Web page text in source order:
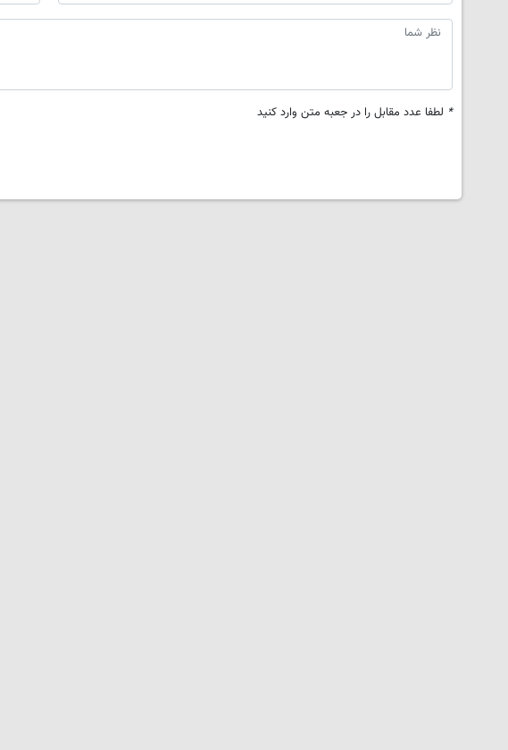
* لطفا عدد مقابل را در جعبه متن وارد کنید